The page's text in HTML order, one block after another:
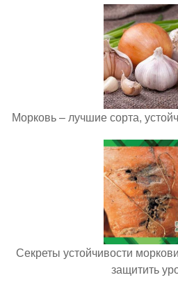
Морковь – лучшие сорта,
Секреты устойчивости
защитить